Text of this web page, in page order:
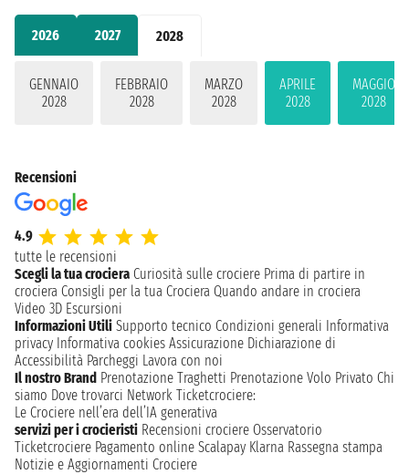
2026 2027 2028
GENNAIO
2028
FEBBRAIO
2028
MARZO
2028
APRILE
2028
MAGGIO
2028
Recensioni
4.9
tutte le recensioni
Scegli la tua crociera Curiosità sulle crociere Prima di partire in
crociera Consigli per la tua Crociera Quando andare in crociera
Video 3D Escursioni
Informazioni Utili Supporto tecnico Condizioni generali Informativa
privacy Informativa cookies Assicurazione Dichiarazione di
Accessibilità Parcheggi Lavora con noi
Il nostro Brand Prenotazione Traghetti Prenotazione Volo Privato Chi
siamo Dove trovarci Network Ticketcrociere:
Le Crociere nell’era dell’IA generativa
servizi per i crocieristi Recensioni crociere Osservatorio
Ticketcrociere Pagamento online Scalapay Klarna Rassegna stampa
Notizie e Aggiornamenti Crociere